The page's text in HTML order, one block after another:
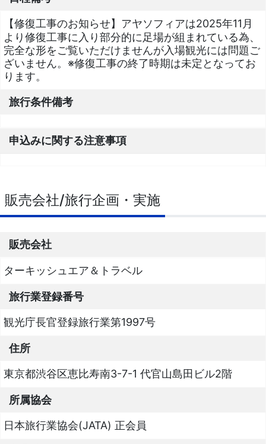
【修復工事のお知らせ】アヤソフィアは2025年11月
より修復工事に入り部分的に足場が組まれている為、
完全な形をご覧いただけませんが入場観光には問題ご
ざいません。※修復工事の終了時期は未定となってお
ります。
旅行条件備考
申込みに関する注意事項
販売会社/旅行企画・実施
販売会社
ターキッシュエア＆トラベル
旅行業登録番号
観光庁長官登録旅行業第1997号
住所
東京都渋谷区恵比寿南3-7-1 代官山島田ビル2階
所属協会
日本旅行業協会(JATA) 正会員